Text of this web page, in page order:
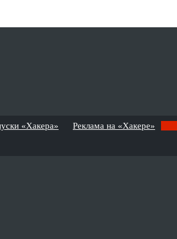
«Хакера» Реклама на «Хакере»